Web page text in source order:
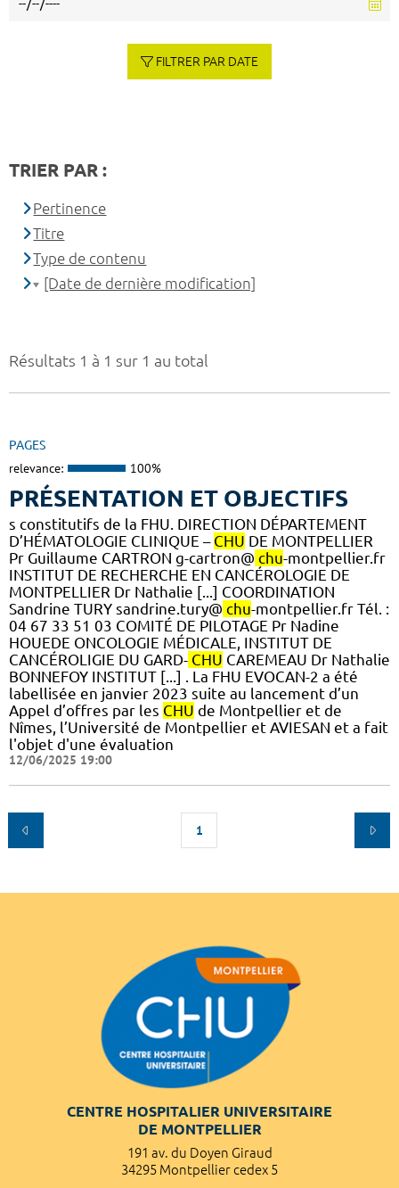
Résultats 1 à 1 sur 1 au total
PAGES
relevance: 100%
PRÉSENTATION ET OBJECTIFS
s constitutifs de la FHU. DIRECTION DÉPARTEMENT
D’HÉMATOLOGIE CLINIQUE – CHU DE MONTPELLIER
Pr Guillaume CARTRON g-cartron@ chu-montpellier.fr
INSTITUT DE RECHERCHE EN CANCÉROLOGIE DE
MONTPELLIER Dr Nathalie [...] COORDINATION
Sandrine TURY sandrine.tury@ chu-montpellier.fr Tél. :
04 67 33 51 03 COMITÉ DE PILOTAGE Pr Nadine
HOUEDE ONCOLOGIE MÉDICALE, INSTITUT DE
CANCÉROLIGIE DU GARD- CHU CAREMEAU Dr Nathalie
BONNEFOY INSTITUT [...] . La FHU EVOCAN-2 a été
labellisée en janvier 2023 suite au lancement d’un
Appel d’offres par les CHU de Montpellier et de
Nîmes, l’Université de Montpellier et AVIESAN et a fait
l'objet d'une évaluation
12/06/2025 19:00
1
FILTRER PAR DATE
TRIER PAR :
Pertinence
Titre
Type de contenu
[Date de dernière modification]
CENTRE HOSPITALIER UNIVERSITAIRE
DE MONTPELLIER
191 av. du Doyen Giraud
34295 Montpellier cedex 5